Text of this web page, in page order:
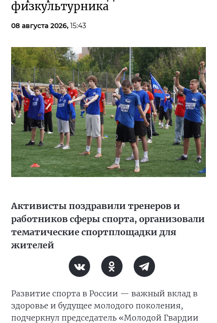
физкультурника
08 августа 2026, 15:43
Активисты поздравили тренеров и
работников сферы спорта, организовали
тематические спортплощадки для
жителей
Развитие спорта в России — важный вклад в
здоровье и будущее молодого поколения,
подчеркнул председатель «Молодой Гвардии